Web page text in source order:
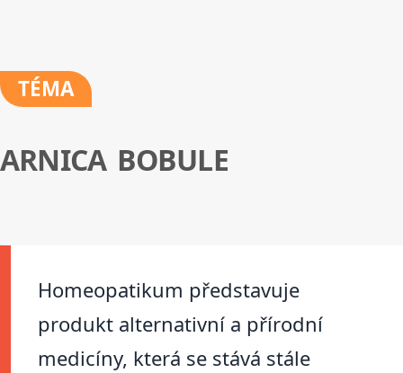
TÉMA
ARNICA BOBULE
Homeopatikum představuje
produkt alternativní a přírodní
medicíny, která se stává stále